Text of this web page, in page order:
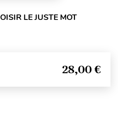
LE JUSTE MOT
28,00 €